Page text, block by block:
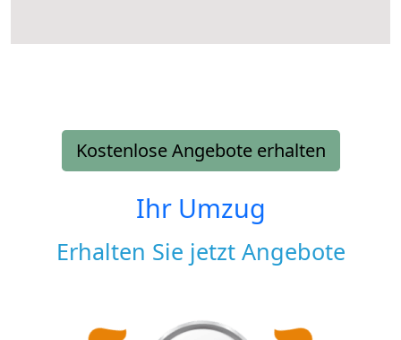
Kostenlose Angebote erhalten
Ihr Umzug
Erhalten Sie jetzt Angebote